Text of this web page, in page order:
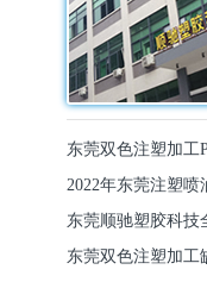
东莞双色注塑加工
2022年东莞注塑
东莞顺驰塑胶科技
东莞双色注塑加工